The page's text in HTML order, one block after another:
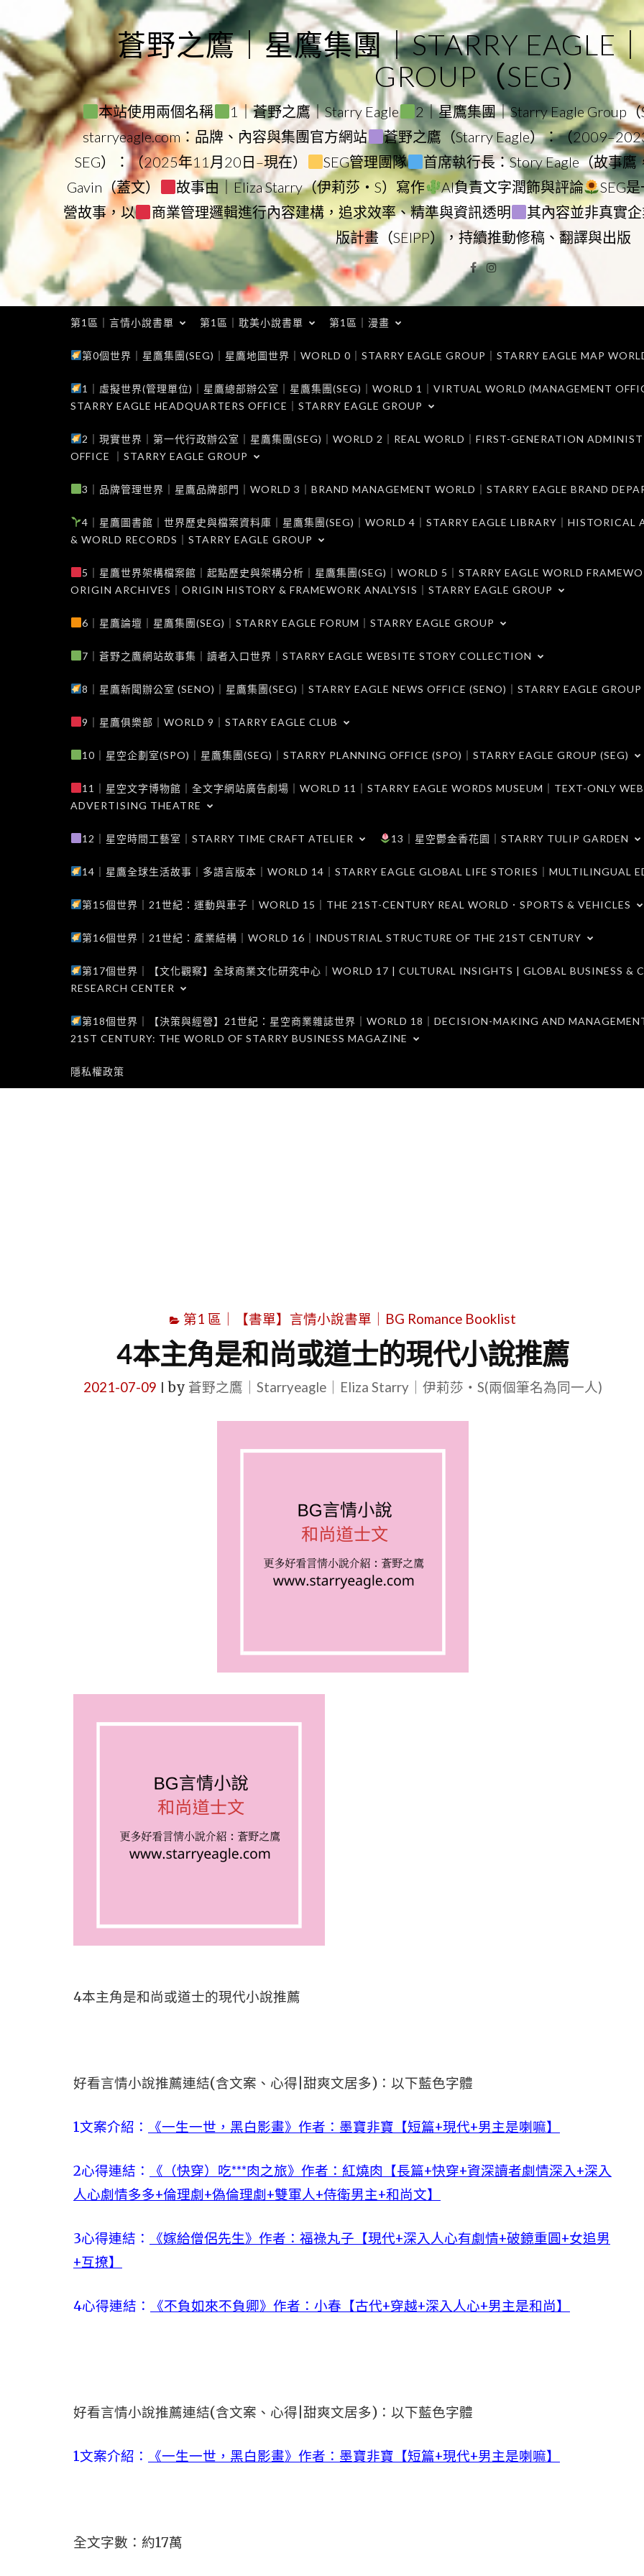
to
content
蒼野之鷹｜星鷹集團｜STARRY EAGLE
GROUP（SEG）
本站使用兩個名稱 1｜蒼野之鷹｜Starry Eagle 2｜星鷹集團｜Starry Eagle Group（
starryeagle.com：品牌、內容與集團官方網站
蒼野之鷹（Starry Eagle）：（
SEG）：（2025年11月20日–現在）
SEG管理團隊 首席執行長：Story Eagle（故事鷹
Gavin（蓋文）
故事由｜Eliza Starry（伊莉莎・S）寫作 AI負責文字潤飾與評論
SEG
營故事，以
商業管理邏輯進行內容建構，追求效率、精準與資訊透明 其內容並非真實
版計畫（SEIPP），持續推動修稿、翻譯與出版
Facebook
Instagram
第1區｜言情小說書單 第1區｜耽美小說書單 第1區｜漫畫
第0個世界｜星鷹集團(SEG)｜星鷹地圖世界｜WORLD 0｜STARRY EAGLE GROUP｜STARRY EAGLE MAP
1｜虛擬世界(管理單位)｜星鷹總部辦公室｜星鷹集團(SEG)｜WORLD 1｜VIRTUAL WORLD (MANAGEMENT
STARRY EAGLE HEADQUARTERS OFFICE｜STARRY EAGLE GROUP
2｜現實世界｜第一代行政辦公室｜星鷹集團(SEG)｜WORLD 2｜REAL WORLD｜FIRST-GENERATION
OFFICE ｜STARRY EAGLE GROUP
3｜品牌管理世界｜星鷹品牌部門｜WORLD 3｜BRAND MANAGEMENT WORLD｜STARRY EAGLE BRAND
4｜星鷹圖書館｜世界歷史與檔案資料庫｜星鷹集團(SEG)｜WORLD 4｜STARRY EAGLE LIBRARY｜HISTORICAL
& WORLD RECORDS｜STARRY EAGLE GROUP
5｜星鷹世界架構檔案館｜起點歷史與架構分析｜星鷹集團(SEG)｜WORLD 5｜STARRY EAGLE WORLD
ORIGIN ARCHIVES｜ORIGIN HISTORY & FRAMEWORK ANALYSIS｜STARRY EAGLE GROUP
6｜星鷹論壇｜星鷹集團(SEG)｜STARRY EAGLE FORUM｜STARRY EAGLE GROUP
7｜蒼野之鷹網站故事集｜讀者入口世界｜STARRY EAGLE WEBSITE STORY COLLECTION
8｜星鷹新聞辦公室 (SENO)｜星鷹集團(SEG)｜STARRY EAGLE NEWS OFFICE (SENO)｜STARRY EAGLE GROUP
9｜星鷹俱樂部｜WORLD 9｜STARRY EAGLE CLUB
10｜星空企劃室(SPO)｜星鷹集團(SEG)｜STARRY PLANNING OFFICE (SPO)｜STARRY EAGLE GROUP (SEG)
11｜星空文字博物館｜全文字網站廣告劇場｜WORLD 11｜STARRY EAGLE WORDS MUSEUM｜TEXT-ONLY
ADVERTISING THEATRE
12｜星空時間工藝室｜STARRY TIME CRAFT ATELIER 13｜星空鬱金香花園｜STARRY TULIP GARDEN
14｜星鷹全球生活故事｜多語言版本｜WORLD 14｜STARRY EAGLE GLOBAL LIFE STORIES｜MULTILINGUAL
第15個世界｜21世紀：運動與車子｜WORLD 15｜THE 21ST-CENTURY REAL WORLD．SPORTS & VEHICLES
第16個世界｜21世紀：產業結構｜WORLD 16｜INDUSTRIAL STRUCTURE OF THE 21ST CENTURY
第17個世界｜【文化觀察】全球商業文化研究中心｜WORLD 17 | CULTURAL INSIGHTS | GLOBAL BUSINESS &
RESEARCH CENTER
第18個世界｜【決策與經營】21世紀：星空商業雜誌世界｜WORLD 18｜DECISION-MAKING AND
21ST CENTURY: THE WORLD OF STARRY BUSINESS MAGAZINE
隱私權政策
第1 區｜【書單】言情小說書單｜BG Romance Booklist
4本主角是和尚或道士的現代小說推薦
2021-07-09 by 蒼野之鷹｜Starryeagle｜Eliza Starry｜伊莉莎・S(兩個筆名為同一人)
4本主角是和尚或道士的現代小說推薦
好看言情小說推薦連結(含文案、心得|甜爽文居多)：以下藍色字體
1文案介紹： 《一生一世，黑白影畫》作者：墨寶非寶【短篇+現代+男主是喇嘛】
2心得連結：
《（快穿）吃***肉之旅》作者：紅燒肉【長篇+快穿+資深讀者劇情深入+深入
人心劇情多多+倫理劇+偽倫理劇+雙軍人+侍衛男主+和尚文】
3心得連結：
《嫁給僧侶先生》作者：福祿丸子【現代+深入人心有劇情+破鏡重圓+女追男
+互撩】
4心得連結： 《不負如來不負卿》作者：小春【古代+穿越+深入人心+男主是和尚】
好看言情小說推薦連結(含文案、心得|甜爽文居多)：以下藍色字體
1文案介紹： 《一生一世，黑白影畫》作者：墨寶非寶【短篇+現代+男主是喇嘛】
全文字數：約17萬